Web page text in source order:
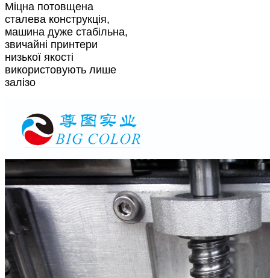
Міцна потовщена
сталева конструкція,
машина дуже стабільна,
звичайні принтери
низької якості
використовують лише
залізо